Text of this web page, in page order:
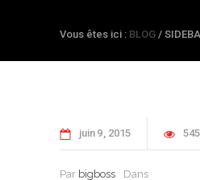
Vous êtes ici : BLOG /
juin 9 2015 545
Par bigboss Dans